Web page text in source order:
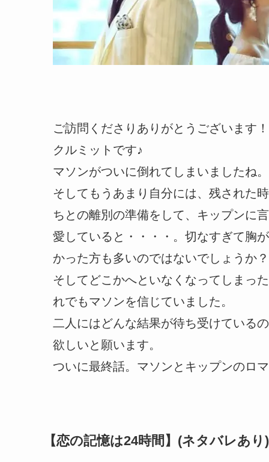
ご訪問くださりありがとうございます！
クルミットです♪
マソンがついに倒れてしまいましたね
そしてもうあまり自分には、残された
ちとの離別の準備をして、キップンに
愛していると・・・・。切なすぎて胸
かった方も多いのではないでしょうか？
そしてどこかへといなくなってしまっ
れでもマソンを信じていました。
二人にはどんな結果が待ち受けている
欲しいと願います。
ついに最終話。マソンとキップンのロ
【恋の記憶は24時間】(ネタバレあり)